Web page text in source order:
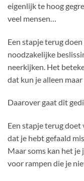
eigenlijk te hoog
veel mensen…
Een stapje terug
noodzakelijke
neerkijken. Het
dat kun je alleen
Daarover gaat dit
Een stapje terug doet
dat je hebt gefaald
Maar soms kan het je
voor rampen die je